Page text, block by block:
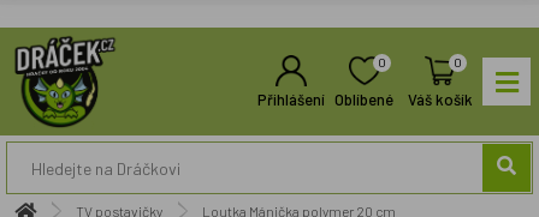
Přihlášení
0
Oblíbené
0
Váš košík
TV postavičky Loutka Mánička polymer 20 cm